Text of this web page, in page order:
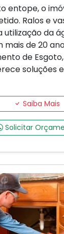
entope, o
Ralos e
utilização da
mais de 20
de
soluções
Saiba Mais
Solicitar